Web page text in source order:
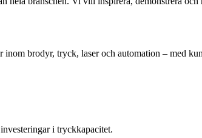
brodyr, tryck, laser och automation – med
i tryckkapacitet.